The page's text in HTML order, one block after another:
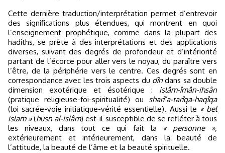
Cette dernière traduction/interprétation permet d’entrevoir
des significations plus étendues, qui montrent en quoi
l’enseignement prophétique, comme dans la plupart des
hadiths, se prête à des interprétations et des applications
diverses, suivant des degrés de profondeur et d’intériorité
partant de l’écorce pour aller vers le noyau, du paraître vers
l’être, de la périphérie vers le centre. Ces degrés sont en
correspondance avec les trois aspects du dîn dans sa double
dimension exotérique et ésotérique : islâm-îmân-ihsân
(pratique religieuse-foi-spiritualité) ou sharî‘a-tarîqa-haqîqa
(loi sacrée-voie initiatique-vérité essentielle). Aussi le « bel
islam »(husn al-islâm) est-il susceptible de se refléter à tous
les niveaux, dans tout ce qui fait la « personne »,
extérieurement et intérieurement, dans la beauté de
l’attitude, la beauté de l’âme et la beauté spirituelle.